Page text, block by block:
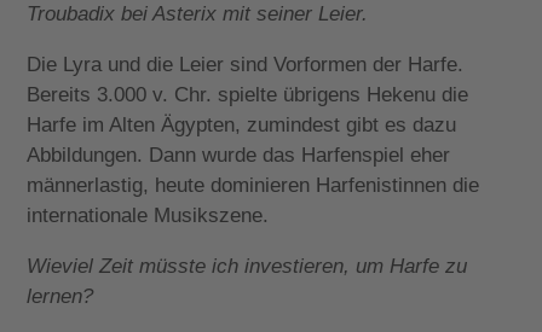
Troubadix bei Asterix mit seiner Leier.
Die Lyra und die Leier sind Vorformen der Harfe.
Bereits 3.000 v. Chr. spielte übrigens Hekenu die
Harfe im Alten Ägypten, zumindest gibt es dazu
Abbildungen. Dann wurde das Harfenspiel eher
männerlastig, heute dominieren Harfenistinnen die
internationale Musikszene.
Wieviel Zeit müsste ich investieren, um Harfe zu
lernen?